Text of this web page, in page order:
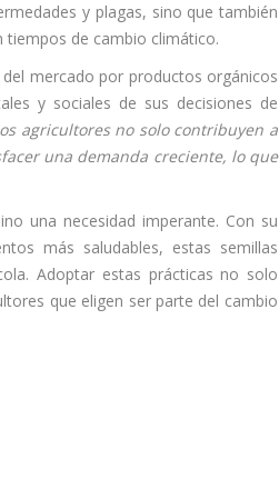
y plagas, sino que también
tiempos de cambio climático.
mercado por productos orgánicos
y sociales de sus decisiones de
agricultores no solo contribuyen a
una demanda creciente, lo que
una necesidad imperante. Con su
más saludables, estas semillas
Adoptar estas prácticas no solo
que eligen ser parte del cambio